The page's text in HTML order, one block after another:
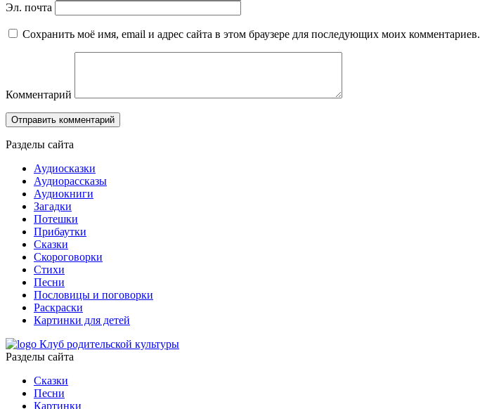
Эл. почта
Сохранить моё имя, email и адрес сайта в этом браузере для последующих моих комментариев.
Комментарий
Разделы сайта
Аудиосказки
Аудиорассказы
Аудиокниги
Загадки
Потешки
Прибаутки
Сказки
Скороговорки
Стихи
Песни
Пословицы и поговорки
Раскраски
Картинки для детей
Клуб родительской культуры
Разделы сайта
Сказки
Песни
Картинки